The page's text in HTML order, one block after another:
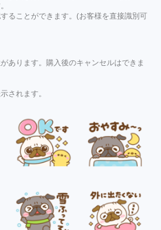
ることができます。(お客様を直接識別可
あります。購入後のキャンセルはできま
されます。